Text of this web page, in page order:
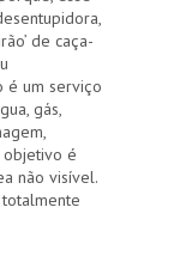
de caça-
é um serviço
gás,
objetivo é
não visível.